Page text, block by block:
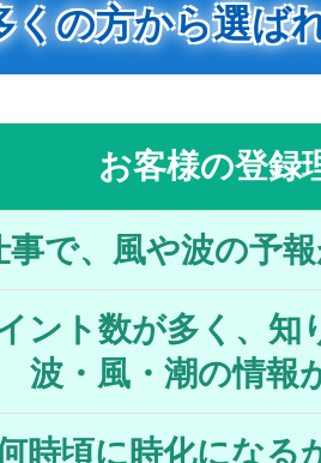
くの方から選ば
お客様の登録
事で、風や波の予
ント数が多く、知
波・風・潮の情報
時頃に時化になる